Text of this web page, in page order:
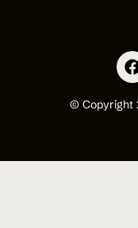
© Copyright